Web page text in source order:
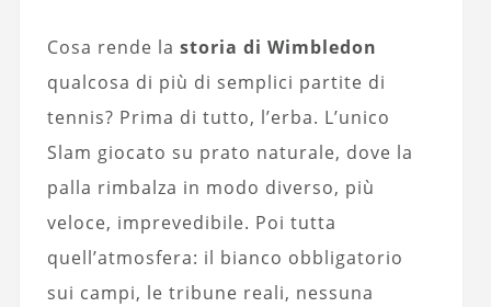
Cosa rende la storia di Wimbledon
qualcosa di più di semplici partite di
tennis? Prima di tutto, l’erba. L’unico
Slam giocato su prato naturale, dove la
palla rimbalza in modo diverso, più
veloce, imprevedibile. Poi tutta
quell’atmosfera: il bianco obbligatorio
sui campi, le tribune reali, nessuna